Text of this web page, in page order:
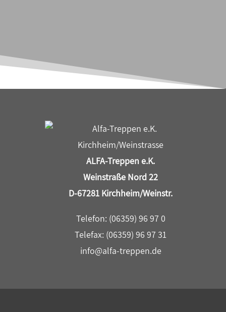
ALFA-Treppen e.K.
Weinstraße Nord 22
D-67281 Kirchheim/Weinstr.
Telefon: (06359) 96 97 0
Telefax: (06359) 96 97 31
info@alfa-treppen.de